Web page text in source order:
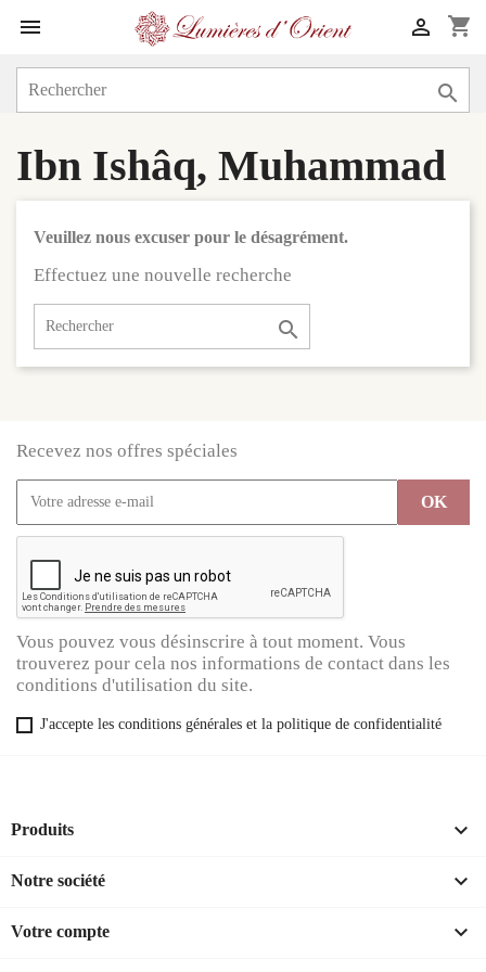
 shopping_cart


Ibn Ishâq, Muhammad
Veuillez nous excuser pour le désagrément.
Effectuez une nouvelle recherche

Recevez nos offres spéciales
Vous pouvez vous désinscrire à tout moment. Vous
trouverez pour cela nos informations de contact dans les
conditions d'utilisation du site.
J'accepte les conditions générales et la politique de confidentialité
Produits 
Notre société 
Votre compte 